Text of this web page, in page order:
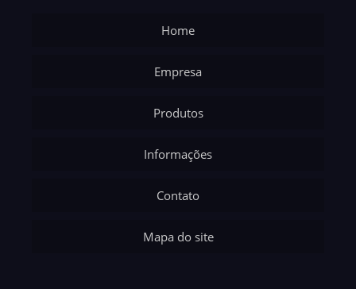
Home
Empresa
Produtos
Informações
Contato
Mapa do site